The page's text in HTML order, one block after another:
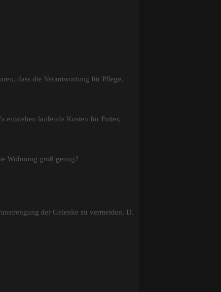
dass die Verantwortung für Pflege,
entstehen laufende Kosten für Futter,
Wohnung groß genug?
der Gelenke zu vermeiden. D.